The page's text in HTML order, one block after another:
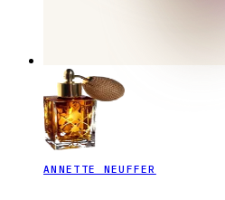
ANNETTE NEUFFER